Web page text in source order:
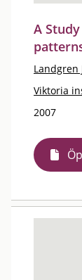
A
Landgren
Viktoria
2007